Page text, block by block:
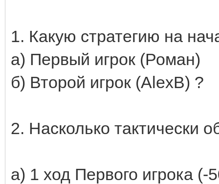
1. Какую стратегию на
а) Первый игрок (Роман)
б) Второй игрок (AlexB) ?
2. Насколько тактически
а) 1 ход Первого игрока